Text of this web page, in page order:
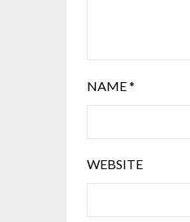
NAME*
WEBSITE